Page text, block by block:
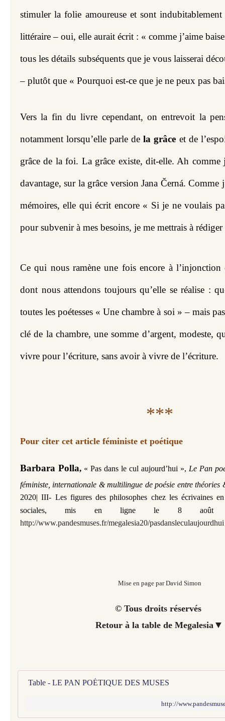
stimuler la folie amoureuse et sont indubitablement
littéraire – oui, elle aurait écrit : « comme j’aime
tous les détails subséquents que je vous laisserai
– plutôt que « Pourquoi est-ce que je ne peux pas
Vers la fin du livre cependant, on entrevoit la
notamment lorsqu’elle parle de la grâce et de
grâce de la foi. La grâce existe, dit-elle. Ah comme
davantage, sur la grâce version Jana Černá. Comme
mémoires, elle qui écrit encore « Si je ne voulais
pour subvenir à mes besoins, je me mettrais à
Ce qui nous ramène une fois encore à
dont nous attendons toujours qu’elle se réalise :
toutes les poétesses « Une chambre à soi » – mais
clé de la chambre, une somme d’argent, modeste,
vivre pour l’écriture, sans avoir à vivre de l’écriture.
***
Pour citer cet article féministe et poétique
Barbara Polla, « Pas dans le cul aujourd’hui », Le Pan
féministe, internationale & multilingue de poésie entre théories
2020| III​​​​​​- Les figures des philosophes chez les écrivaines
sociales,mis en ligne le 8 août
http://www.pandesmuses.fr/megalesia20/pasdansleculaujourdhui
Mise en page par David Simon
© Tous droits réservés
Retour à la table de Megalesia ▼
Table - LE PAN POÉTIQUE DES MUSES
http://